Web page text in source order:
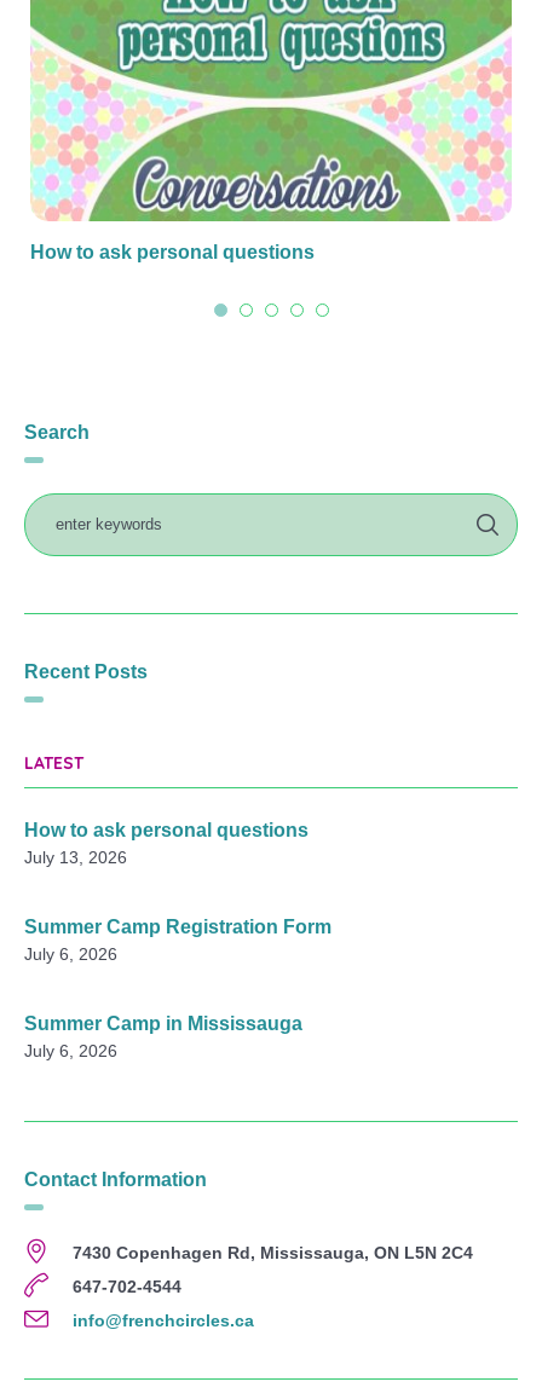
How to ask personal questions
Search
Recent Posts
LATEST
How to ask personal questions
July 13, 2026
Summer Camp Registration Form
July 6, 2026
Summer Camp in Mississauga
July 6, 2026
Contact Information
7430 Copenhagen Rd, Mississauga, ON L5N 2C4
647-702-4544
info@frenchcircles.ca